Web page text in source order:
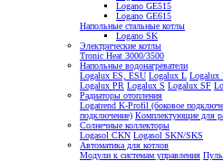
Logano GE515
Logano GE615
Напольные стальные котлы
Logano SK
Электрические котлы
Tronic Heat 3000/3500
Напольные водонагреватели
Logalux ES, ESU Logalux L Logalux
Logalux PR Logalux S Logalux SF
Радиаторы отопления
Logatrend K-Profil (боковое
подключение) Комплектующие для
Солнечные коллекторы
Logasol CKN Logasol SKN/SKS
Автоматика для котлов
Модули к системам управления